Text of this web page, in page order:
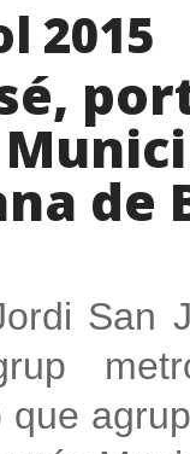
2015
de
San
que